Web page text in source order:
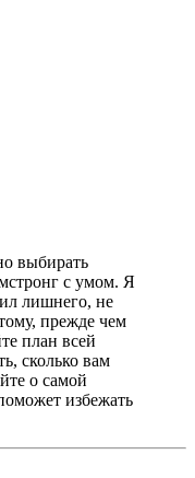
выбирать
с умом. Я
лишнего, не
прежде чем
план всей
сколько вам
о самой
избежать